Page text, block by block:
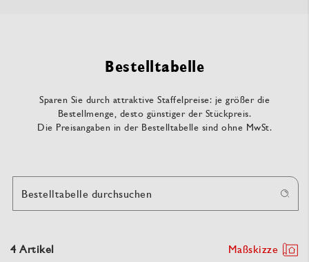
Bestelltabelle
Sparen Sie durch attraktive Staffelpreise: je größer die
Bestellmenge, desto günstiger der Stückpreis.
Die Preisangaben in der Bestelltabelle sind ohne MwSt.
4 Artikel Maßskizze
Bestelltabelle durchsuchen